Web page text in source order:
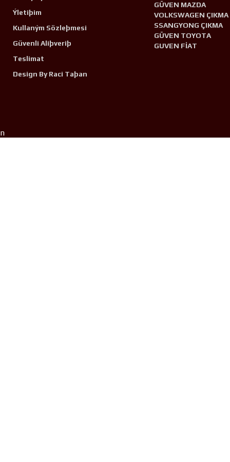
Ýletiþim
Kullaným Sözleþmesi
Güvenli Aliþveriþ
Teslimat
Design By Raci Taþan
GÜVEN MAZDA
VOLKSWAGEN ÇIKMA
SSANGYONG ÇIKMA
GÜVEN TOYOTA
GUVEN FİAT
n